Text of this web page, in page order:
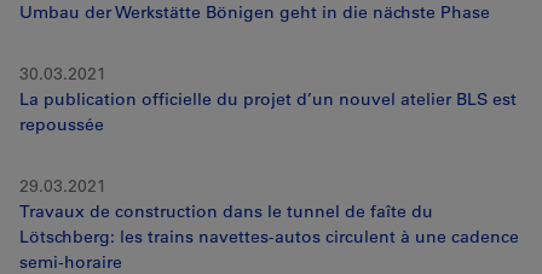
Umbau der Werkstätte Bönigen geht in die nächste Phase
30.03.2021
La publication officielle du projet d’un nouvel atelier BLS est
repoussée
29.03.2021
Travaux de construction dans le tunnel de faîte du
Lötschberg: les trains navettes-autos circulent à une cadence
semi-horaire